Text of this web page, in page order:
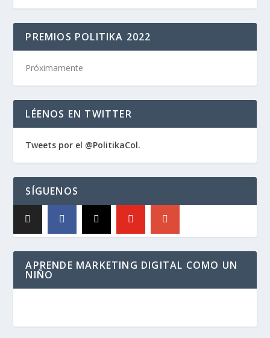
PREMIOS POLITIKA 2022
Próximamente
LÉENOS EN TWITTER
Tweets por el @PolitikaCol.
SÍGUENOS
APRENDE MARKETING DIGITAL COMO UN
NIÑO